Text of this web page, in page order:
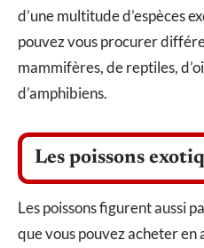
d’une multitude d’espèces
pouvez vous procurer
mammifères, de reptiles,
d’amphibiens.
Les poissons
Les poissons figurent aussi
que vous pouvez acheter en